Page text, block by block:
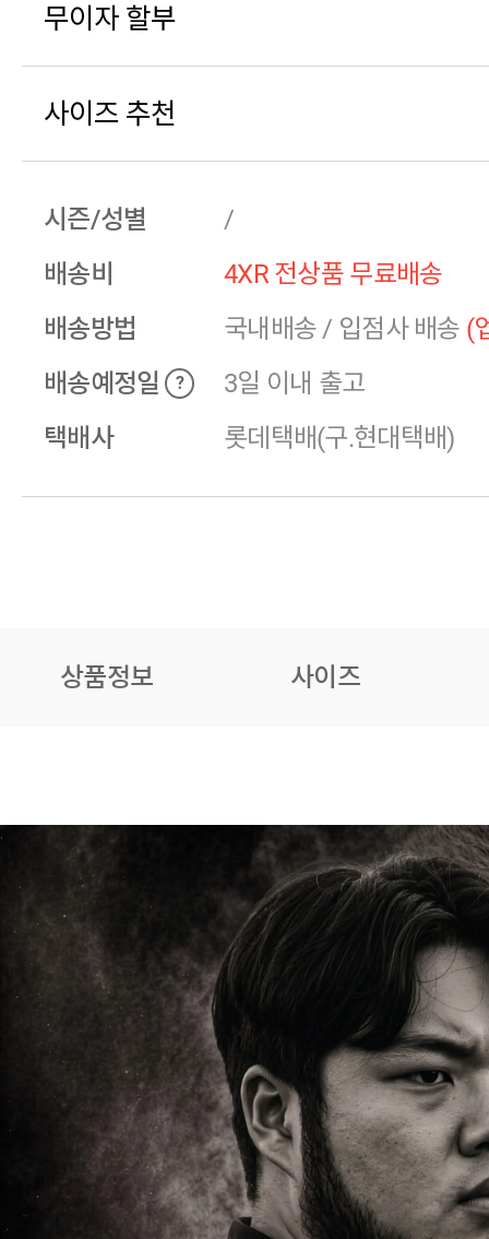
무이자 할부
사이즈 추천
시즌/성별
/
배송비
4XR 전상품 무료배송
배송방법
국내배송 / 입점사 배송 (
배송예정일
?
3일 이내 출고
택배사
롯데택배(구.현대택배)
상품정보 사이즈